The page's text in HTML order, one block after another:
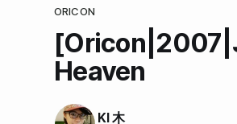
ORICON
Heaven
KI 木